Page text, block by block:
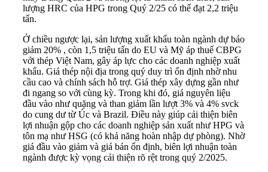
lượng HRC của HPG trong Quý 2/25 có thể đạt 2,2 triệu
tấn.
Ở chiều ngược lại, sản lượng xuất khẩu toàn ngành dự báo
giảm 20% , còn 1,5 triệu tấn do EU và Mỹ áp thuế CBPG
với thép Việt Nam, gây áp lực cho các doanh nghiệp xuất
khẩu. Giá thép nội địa trong quý duy trì ổn định nhờ nhu
cầu cao và chính sách hỗ trợ. Giá thép xây dựng gần như
đi ngang so với cùng kỳ. Trong khi đó, giá nguyên liệu
đầu vào như quặng và than giảm lần lượt 3% và 4% svck
do cung dư từ Úc và Brazil. Điều này giúp cải thiện biên
lợi nhuận gộp cho các doanh nghiệp sản xuất như HPG và
tôn mạ như HSG (có khả năng hoàn nhập dự phòng). Nhờ
giá đầu vào giảm và giá bán ổn định, biên lợi nhuận toàn
ngành được kỳ vọng cải thiện rõ rệt trong quý 2/2025.